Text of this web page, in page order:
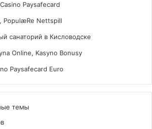
Paysafecard
PopulæRe Nettspill
санаторий в Кисловодске
Online, Kasyno Bonusy
Paysafecard Euro
темы